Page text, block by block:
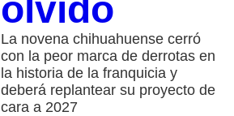
olvido
La novena chihuahuense cerró
con la peor marca de derrotas en
la historia de la franquicia y
deberá replantear su proyecto de
cara a 2027